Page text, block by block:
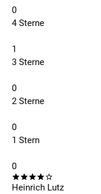
0
4 Sterne
1
3 Sterne
0
2 Sterne
0
1 Stern
0
Heinrich Lutz